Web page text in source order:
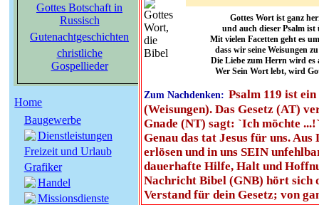
Gottes Botschaft in
Russisch
Gutenachtgeschichten
christliche
Gospellieder
Home
Baugewerbe
Dienstleistungen
Freizeit und Urlaub
Grafiker
Handel
Missionsdienste
Gottes Wort ist ganz
und auch dieser Psalm
Mit vielen Facetten geht es
dass wir seine Weisungen
Die Liebe zum Herrn wird es
Wer Sein Wort lebt, wird
Zum Nachdenken: Psalm 119 ist
(Weisungen). Das Gesetz (AT)
Gnade (NT) sagt: `Ich möchte
Genau das tat Jesus für uns.
erlösen und in uns SEIN
dauerhafte Hilfe, Halt und
Nachricht Bibel (GNB) hört sich
Verstand für dein Gesetz; von